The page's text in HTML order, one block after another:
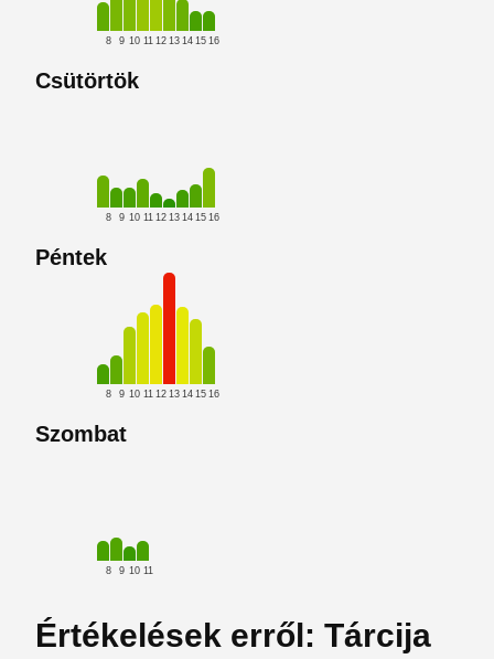
8 9 10 11 12 13 14 15 16
Csütörtök
8 9 10 11 12 13 14 15 16
Péntek
8 9 10 11 12 13 14 15 16
Szombat
8 9 10 11
Értékelések erről: Tárcija